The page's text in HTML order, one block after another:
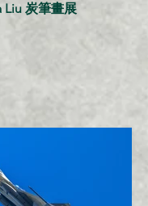
Liu 炭筆畫展